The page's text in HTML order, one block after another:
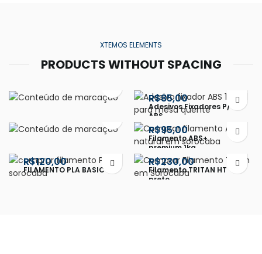
XTEMOS ELEMENTS
PRODUCTS WITHOUT SPACING
GDM
Adesivos Fixadores P/
ABS
R$
Filamento ABS+
premium 1kg
R$
FILAMENTO PLA BASIC
R$
Filamento TRITAN HT
preto
R$